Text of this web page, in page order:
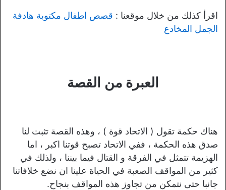
اقرأ كذلك من خلال موقعنا : قصص اطفال مكتوبة هادفة
الجمل المخادع
العبرة من القصة
هناك حكمة تقول ( الاتحاد قوة ) ، وهذه القصة تثبت لنا
صدق هذه الحكمة ، ففي الاتحاد تصبح قوتنا اكبر ، اما
الهزيمة تتمثل في الفرقة و القتال فيما بيننا ، ولذلك في
كثير من المواقف الصعبة في الحياة علينا ان نضع خلافاتنا
جانبا حتى نتمكن من تجاوز هذه المواقف بنجاح.